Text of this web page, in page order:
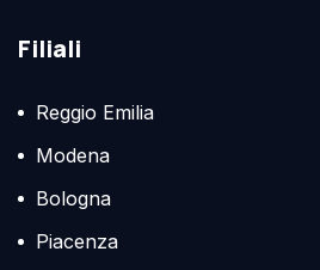
Filiali
Reggio Emilia
Modena
Bologna
Piacenza